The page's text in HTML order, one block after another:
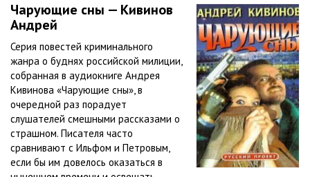
Чарующие сны — Кивинов
Андрей
Серия повестей криминального
жанра о буднях российской милиции,
собранная в аудиокниге Андрея
Кивинова «Чарующие сны», в
очередной раз порадует
слушателей смешными рассказами о
страшном. Писателя часто
сравнивают с Ильфом и Петровым,
если бы им довелось оказаться в